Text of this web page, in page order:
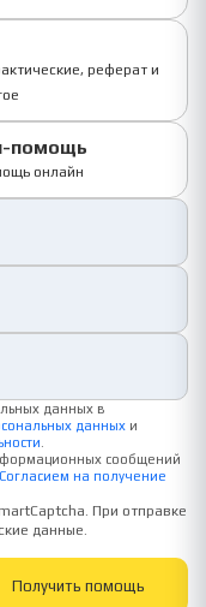
реферат и
помощь
онлайн
данных в
данных и
сообщений
Согласием на получение
При отправке
данные.
Получить помощь